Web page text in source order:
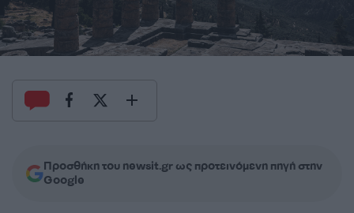
Προσθήκη του newsit.gr ως προτεινόμενη πηγή στην
Google